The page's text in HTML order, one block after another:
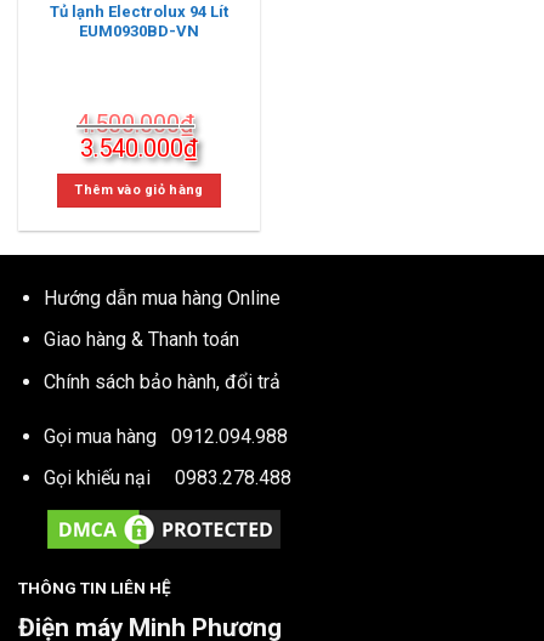
Tủ lạnh Electrolux 94 Lít
EUM0930BD-VN
4.500.000₫
Giá
gốc
là:
3.540.000₫Giá
hiện
tại
Thêm vào giỏ hàng
Hướng dẫn mua hàng Online
Giao hàng & Thanh toán
Chính sách bảo hành, đổi trả
Gọi mua hàng 0912.094.988
Gọi khiếu nại 0983.278.488
THÔNG TIN LIÊN HỆ
Điện máy Minh Phương